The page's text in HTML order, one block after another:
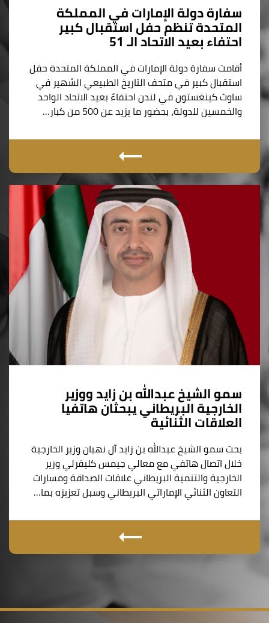
سفارة دولة الإمارات في المملكة
المتحدة تنظم حفل استقبال كبير
احتفاء بعيد الاتحاد الـ 51
أقامت سفارة دولة الإمارات في المملكة المتحدة حفل
استقبال كبير في متحف التاريخ الطبيعي الشهير في
ساوث كينغستون في لندن احتفاءً بعيد الاتحاد الواحد
والخمسين للدولة، بحضور ما يزيد عن 500 من كبار…
سمو الشيخ عبدالله بن زايد ووزير
الخارجية البريطاني يبحثان هاتفيا
العلاقات الثنائية
بحث سمو الشيخ عبدالله بن زايد آل نهيان وزير الخارجية
خلال اتصال هاتفي مع معالي جيمس كليفرلي وزير
الخارجية والتنمية البريطاني علاقات الصداقة ومسارات
التعاون الثنائي الإماراتي البريطاني وسبل تعزيزه بما…